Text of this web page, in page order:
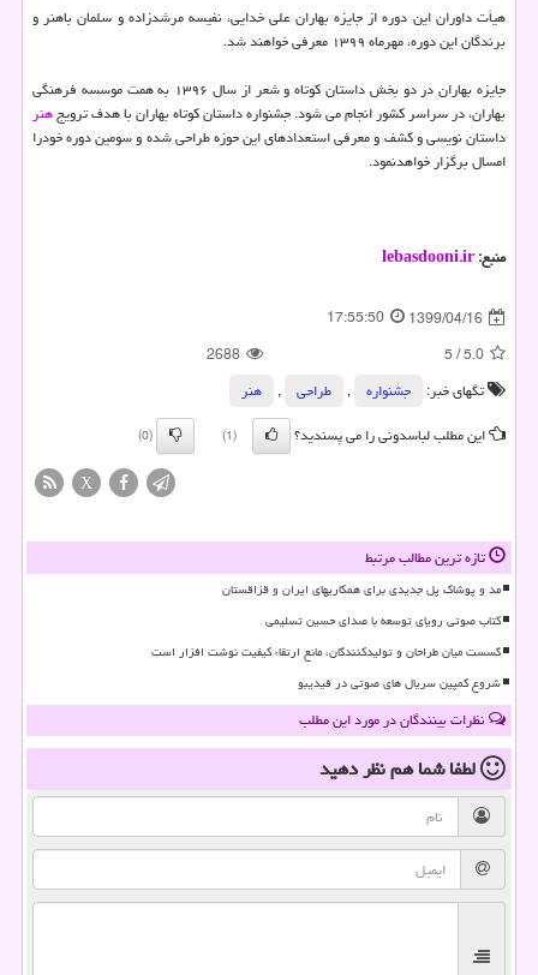
هیأت داوران این دوره از جایزه بهاران علی خدایی، نفیسه مرشدزاده و سلمان باهنر و
برندگان این دوره، مهرماه ۱۳۹۹ معرفی خواهند شد.
جایزه بهاران در دو بخش داستان کوتاه و شعر از سال ۱۳۹۶ به همت موسسه فرهنگی
بهاران، در سراسر کشور انجام می شود. جشنواره داستان کوتاه بهاران با هدف ترویجهنر
داستان نویسی و کشف و معرفی استعدادهای این حوزه طراحی شده و سومین دوره خودرا
امسال برگزار خواهدنمود.
منبع:lebasdooni.ir
1399/04/16
17:55:50
5.0
/
5
2688
تگهای خبر:
جشنواره , طراحی ,
هنر
این مطلب لباسدونی را می پسندید؟
(1)
(0)
X
تازه ترین مطالب مرتبط
مد و پوشاک پل جدیدی برای همکاریهای ایران و قزاقستان
کتاب صوتی رویای توسعه با صدای حسین تسلیمی
گسست میان طراحان و تولیدکنندگان، مانع ارتقاء کیفیت نوشت افزار است
شروع کمپین سریال های صوتی در فیدیبو
نظرات بینندگان در مورد این مطلب
لطفا شما همنظر دهید